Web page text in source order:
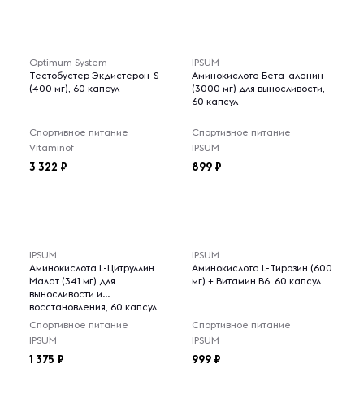
Optimum System
Тестобустер Экдистерон-S
(400 мг), 60 капсул
Спортивное питание
Vitaminof
3 322
IPSUM
Аминокислота Бета-аланин
(3000 мг) для выносливости,
60 капсул
Спортивное питание
IPSUM
899
IPSUM
Аминокислота L-Цитруллин
Малат (341 мг) для
выносливости и
восстановления, 60 капсул
Спортивное питание
IPSUM
1 375
IPSUM
Аминокислота L-Тирозин (600
мг) + Витамин B6, 60 капсул
Спортивное питание
IPSUM
999